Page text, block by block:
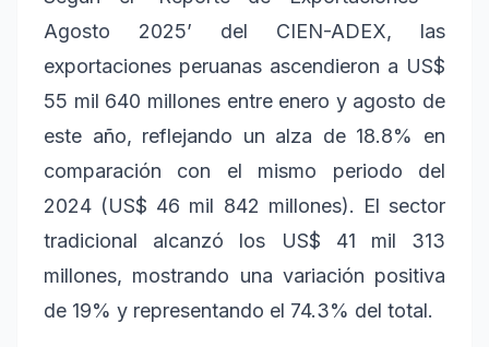
Agosto 2025’ del CIEN-ADEX, las
exportaciones peruanas ascendieron a US$
55 mil 640 millones entre enero y agosto de
este año, reflejando un alza de 18.8% en
comparación con el mismo periodo del
2024 (US$ 46 mil 842 millones). El sector
tradicional alcanzó los US$ 41 mil 313
millones, mostrando una variación positiva
de 19% y representando el 74.3% del total.